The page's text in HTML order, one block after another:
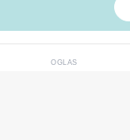
OGLAS